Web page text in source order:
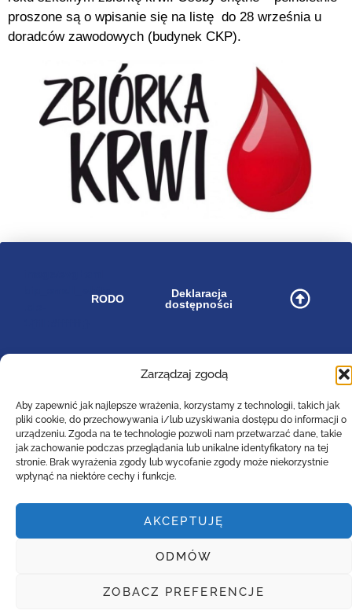
Zarządzaj zgodą
Aby zapewnić jak najlepsze wrażenia, korzystamy z technologii, takich jak
pliki cookie, do przechowywania i/lub uzyskiwania dostępu do informacji o
urządzeniu. Zgoda na te technologie pozwoli nam przetwarzać dane, takie
jak zachowanie podczas przeglądania lub unikalne identyfikatory na tej
stronie. Brak wyrażenia zgody lub wycofanie zgody może niekorzystnie
wpłynąć na niektóre cechy i funkcje.
AKCEPTUJĘ
ODMÓW
ZOBACZ PREFERENCJE
proszone są o wpisanie się na listę do 28 września u
doradców zawodowych (budynek CKP).
RODO
Deklaracja
dostępności
Centrum Kształcenia Zawodowego i Ustawicznego
w Lesznie
im. 55. Poznańskiego Pułku Piechoty
ul. Narutowicza 74a, 64-100 Leszno (woj. wielkopolskie)
Tel: (0-65)529-94-35